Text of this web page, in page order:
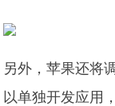
另外，苹果还将
以单独开发应用